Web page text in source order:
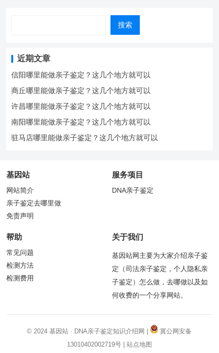
搜索
近期文章
信阳哪里能做亲子鉴定？这几个地方就可以
商丘哪里能做亲子鉴定？这几个地方就可以
许昌哪里能做亲子鉴定？这几个地方就可以
南阳哪里能做亲子鉴定？这几个地方就可以
驻马店哪里能做亲子鉴定？这几个地方就可以
基因站
网站简介
亲子鉴定去哪里做
免责声明
服务项目
DNA亲子鉴定
帮助
常见问题
检测方法
检测费用
关于我们
基因站网主要为大家介绍亲子鉴
定（司法亲子鉴定，个人隐私亲
子鉴定）怎么做，去哪做以及如
何收费的一个分享网站。
© 2024基因站 · DNA亲子鉴定知识介绍网 |
冀公网安备
13010402002719号| 站点地图